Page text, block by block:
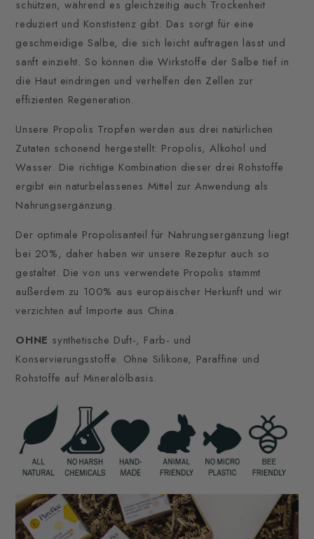
schützen, während es gleichzeitig auch Trockenheit
reduziert und Konstistenz gibt. Das sorgt für eine
geschmeidige Salbe, die sich leicht auftragen lässt und
sanft einzieht. So können die Wirkstoffe der Salbe tief in
die Haut eindringen und verhelfen den Zellen zur
effizienten Regeneration.
Unsere Propolis Tropfen werden aus drei natürlichen
Zutaten schonend hergestellt: Propolis, Alkohol und
Wasser. Die richtige Kombination dieser drei Rohstoffe
ergibt ein naturbelassenes Mittel zur Anwendung als
Nahrungsergänzung.
Der optimale Propolisanteil für Nahrungsergänzung liegt
bei 20%, daher haben wir unsere Rezeptur auch so
gestaltet. Die von uns verwendete Propolis stammt
außerdem zu 100% aus europäischer Herkunft und wir
verzichten auf Importe aus China.
OHNE synthetische Duft-, Farb- und
Konservierungsstoffe. Ohne Silikone, Paraffine und
Rohstoffe auf Mineralölbasis.